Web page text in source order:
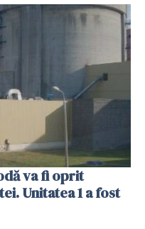
va fi oprit
Unitatea 1 a fost